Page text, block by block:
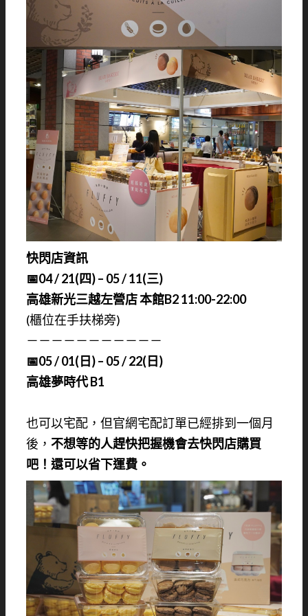
快閃店資訊
📅04 / 21(四) – 05 / 11(三)
高雄新光三越左營店 本館B2 11:00-22:00
(櫃位在手扶梯旁)
－－－－－－－－－－－
📅05 / 01(日) – 05 / 22(日)
高雄夢時代 B1
也可以宅配，但官網宅配訂單已經排到一個月
後， 不想等的人趕快把握機會去快閃店購買
吧！還可以省下運費。